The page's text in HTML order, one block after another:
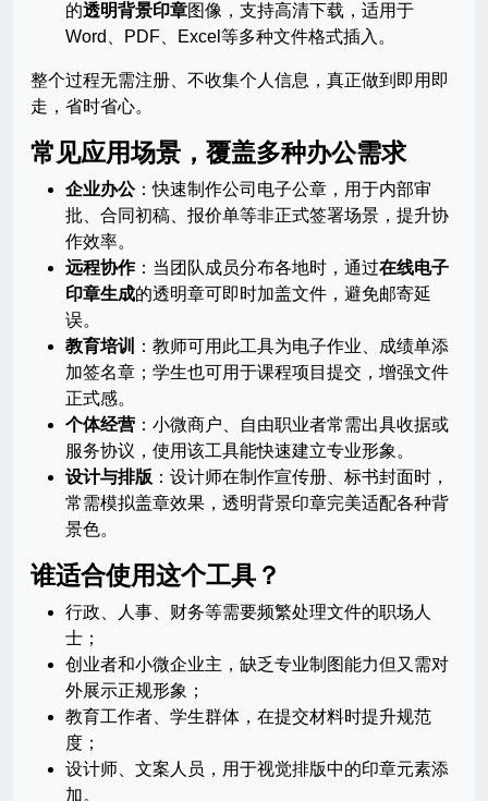
的透明背景印章图像，支持高清下载，适用于
Word、PDF、Excel等多种文件格式插入。
整个过程无需注册、不收集个人信息，真正做到即用即
走，省时省心。
常见应用场景，覆盖多种办公需求
企业办公：快速制作公司电子公章，用于内部审
批、合同初稿、报价单等非正式签署场景，提升协
作效率。
远程协作：当团队成员分布各地时，通过在线电子
印章生成的透明章可即时加盖文件，避免邮寄延
误。
教育培训
：教师可用此工具为电子作业、成绩单添
加签名章；学生也可用于课程项目提交，增强文件
正式感。
个体经营 ：小微商户、自由职业者常需出具收据或
服务协议，使用该工具能快速建立专业形象。
设计与排版 ：设计师在制作宣传册、标书封面时，
常需模拟盖章效果，透明背景印章完美适配各种背
景色。
谁适合使用这个工具？
行政、人事、财务等需要频繁处理文件的职场人
士；
创业者和小微企业主，缺乏专业制图能力但又需对
外展示正规形象；
教育工作者、学生群体，在提交材料时提升规范
度；
设计师、文案人员，用于视觉排版中的印章元素添
加。